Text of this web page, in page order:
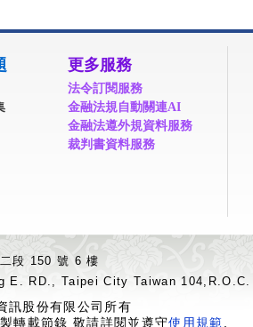
更多服務
法令訂閱服務
金融法規自動關連AI
金融法遵外規資料服務
裁判書資料服務
段 150 號 6 樓
E. RD., Taipei City Taiwan 104,R.O.C.
訊股份有限公司所有
轉載節錄 敬請詳閱並遵守使用規範